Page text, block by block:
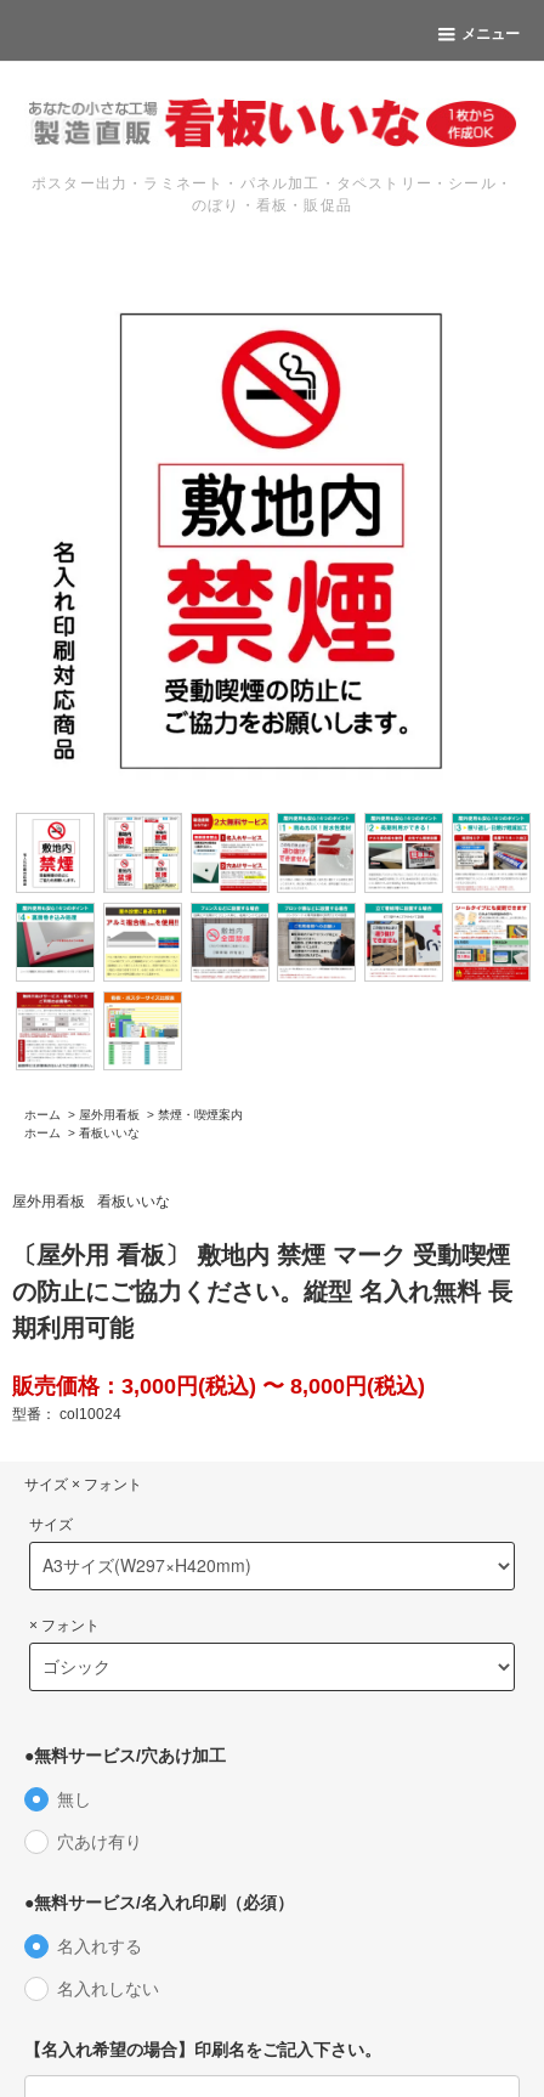
メニュー
ポスター出力・ラミネート・パネル加工・タペストリー・シール・
のぼり・看板・販促品
ホーム > 屋外用看板 > 禁煙・喫煙案内
ホーム
> 看板いいな
屋外用看板 看板いいな
〔屋外用 看板〕 敷地内 禁煙 マーク 受動喫煙
の防止にご協力ください。縦型 名入れ無料 長
期利用可能
販売価格：3,000円(税込) 〜 8,000円(税込)
型番： col10024
サイズ × フォント
サイズ
× フォント
●無料サービス/穴あけ加工
無し
穴あけ有り
●無料サービス/名入れ印刷（必須）
名入れする
名入れしない
【名入れ希望の場合】印刷名をご記入下さい。